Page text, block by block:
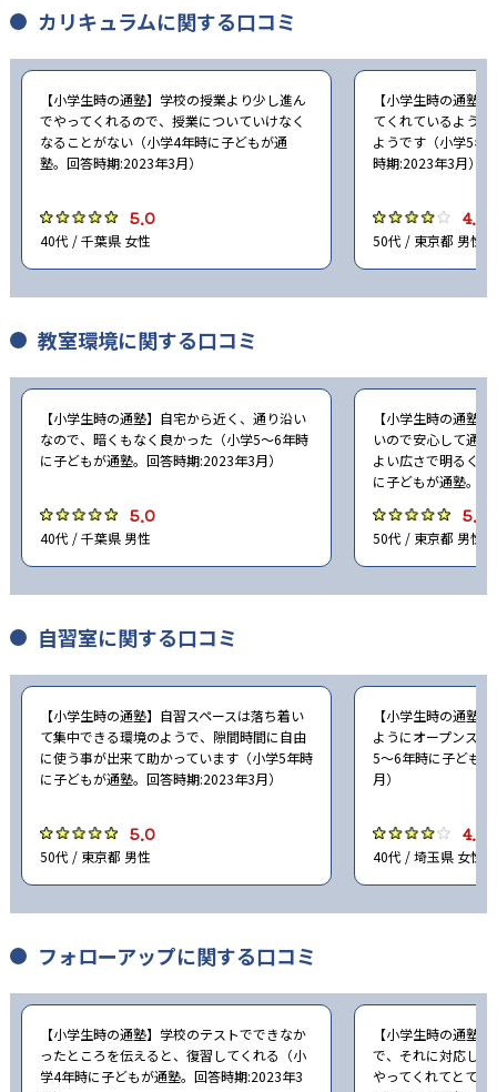
カリキュラムに関する口コミ
【小学生時の通塾】学校の授業より少し進ん
でやってくれるので、授業についていけなく
なることがない（小学4年時に子どもが通
塾。回答時期:2023年3月）
5.0
40代 / 千葉県 女性
【小学生時の通塾
てくれているよう
ようです（小学5年
時期:2023年3月）
4.0
50代 / 東京都 男性
教室環境に関する口コミ
【小学生時の通塾】自宅から近く、通り沿い
なので、暗くもなく良かった（小学5〜6年時
に子どもが通塾。回答時期:2023年3月）
5.0
40代 / 千葉県 男性
【小学生時の通塾
いので安心して通
よい広さで明るく
に子どもが通塾。
5.0
50代 / 東京都 男性
自習室に関する口コミ
【小学生時の通塾】自習スペースは落ち着い
て集中できる環境のようで、隙間時間に自由
に使う事が出来て助かっています（小学5年時
に子どもが通塾。回答時期:2023年3月）
5.0
50代 / 東京都 男性
【小学生時の通塾
ようにオープンスペ
5〜6年時に子ども
月）
4.0
40代 / 埼玉県 女性
フォローアップに関する口コミ
【小学生時の通塾】学校のテストでできなか
ったところを伝えると、復習してくれる（小
学4年時に子どもが通塾。回答時期:2023年3
【小学生時の通塾
で、それに対応し
やってくれてとて